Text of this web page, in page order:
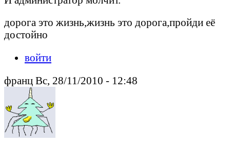
дорога это жизнь,жизнь это дорога,пройди её
достойно
войти
франц Вс, 28/11/2010 - 12:48